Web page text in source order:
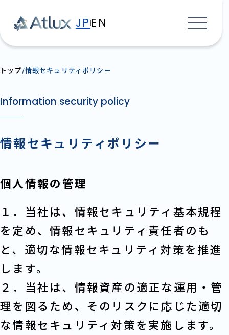
JPEN
トップ 情報セキュリティポリシー
Information security policy
情報セキュリティポリシー
個人情報の管理
１．当社は、情報セキュリティ基本規程
を定め、情報セキュリティ責任者のも
と、適切な情報セキュリティ対策を推進
します。
２．当社は、情報資産の適正な運用・管
理を図るため、そのリスクに応じた適切
な情報セキュリティ対策を実施します。